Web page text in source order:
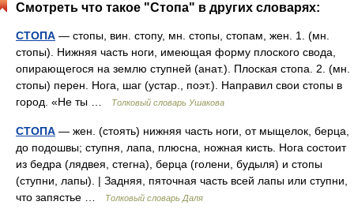
Смотреть что такое "Стопа" в других словарях:
СТОПА — стопы, вин. стопу, мн. стопы, стопам, жен. 1. (мн.
стопы). Нижняя часть ноги, имеющая форму плоского свода,
опирающегося на землю ступней (анат.). Плоская стопа. 2. (мн.
стопы) перен. Нога, шаг (устар., поэт.). Направил свои стопы в
город. «Не ты …
Толковый словарь Ушакова
СТОПА — жен. (стоять) нижняя часть ноги, от мыщелок, берца,
до подошвы; ступня, лапа, плюсна, ножная кисть. Нога состоит
из бедра (лядвея, стегна), берца (голени, будыля) и стопы
(ступни, лапы). | Задняя, пяточная часть всей лапы или ступни,
что запястье …
Толковый словарь Даля